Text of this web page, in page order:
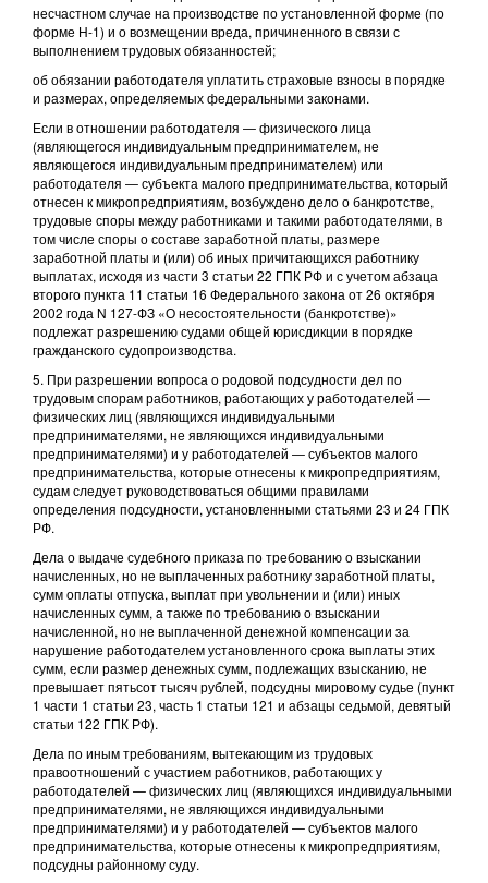
несчастном случае на производстве по установленной форме (по
форме Н-1) и о возмещении вреда, причиненного в связи с
выполнением трудовых обязанностей;
об обязании работодателя уплатить страховые взносы в порядке
и размерах, определяемых федеральными законами.
Если в отношении работодателя — физического лица
(являющегося индивидуальным предпринимателем, не
являющегося индивидуальным предпринимателем) или
работодателя — субъекта малого предпринимательства, который
отнесен к микропредприятиям, возбуждено дело о банкротстве,
трудовые споры между работниками и такими работодателями, в
том числе споры о составе заработной платы, размере
заработной платы и (или) об иных причитающихся работнику
выплатах, исходя из части 3 статьи 22 ГПК РФ и с учетом абзаца
второго пункта 11 статьи 16 Федерального закона от 26 октября
2002 года N 127-ФЗ «О несостоятельности (банкротстве)»
подлежат разрешению судами общей юрисдикции в порядке
гражданского судопроизводства.
5. При разрешении вопроса о родовой подсудности дел по
трудовым спорам работников, работающих у работодателей —
физических лиц (являющихся индивидуальными
предпринимателями, не являющихся индивидуальными
предпринимателями) и у работодателей — субъектов малого
предпринимательства, которые отнесены к микропредприятиям,
судам следует руководствоваться общими правилами
определения подсудности, установленными статьями 23 и 24 ГПК
РФ.
Дела о выдаче судебного приказа по требованию о взыскании
начисленных, но не выплаченных работнику заработной платы,
сумм оплаты отпуска, выплат при увольнении и (или) иных
начисленных сумм, а также по требованию о взыскании
начисленной, но не выплаченной денежной компенсации за
нарушение работодателем установленного срока выплаты этих
сумм, если размер денежных сумм, подлежащих взысканию, не
превышает пятьсот тысяч рублей, подсудны мировому судье (пункт
1 части 1 статьи 23, часть 1 статьи 121 и абзацы седьмой, девятый
статьи 122 ГПК РФ).
Дела по иным требованиям, вытекающим из трудовых
правоотношений с участием работников, работающих у
работодателей — физических лиц (являющихся индивидуальными
предпринимателями, не являющихся индивидуальными
предпринимателями) и у работодателей — субъектов малого
предпринимательства, которые отнесены к микропредприятиям,
подсудны районному суду.